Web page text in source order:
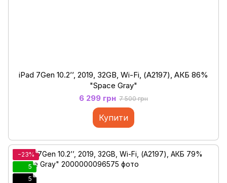
iPad 7Gen 10.2’’, 2019, 32GB, Wi-Fi, (А2197), АКБ 86%
"Space Gray"
6 299 грн 7 500 грн
Купити
−23%
5
5